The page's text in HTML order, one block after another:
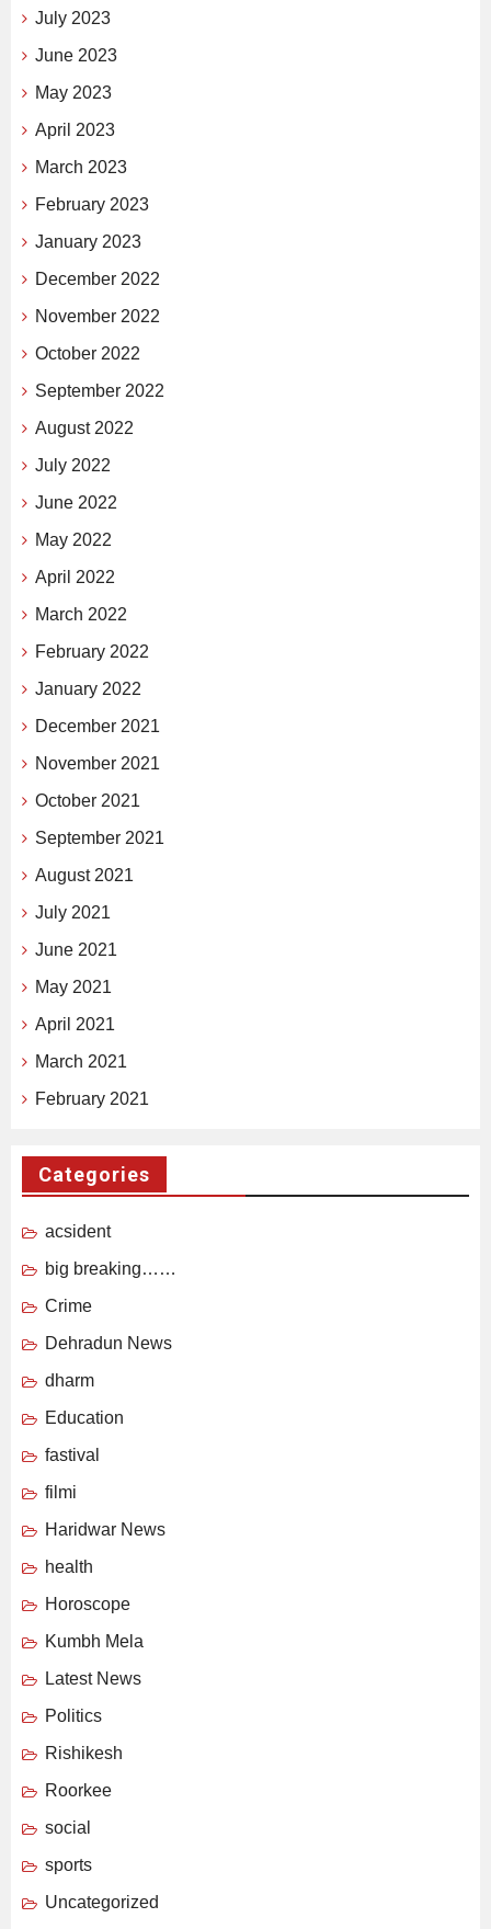
July 2023
June 2023
May 2023
April 2023
March 2023
February 2023
January 2023
December 2022
November 2022
October 2022
September 2022
August 2022
July 2022
June 2022
May 2022
April 2022
March 2022
February 2022
January 2022
December 2021
November 2021
October 2021
September 2021
August 2021
July 2021
June 2021
May 2021
April 2021
March 2021
February 2021
Categories
acsident
big breaking……
Crime
Dehradun News
dharm
Education
fastival
filmi
Haridwar News
health
Horoscope
Kumbh Mela
Latest News
Politics
Rishikesh
Roorkee
social
sports
Uncategorized